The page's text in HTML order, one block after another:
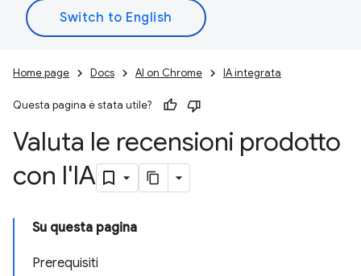
Home page Docs AI on Chrome IA integrata
Questa pagina è stata utile?
Valuta le recensioni prodotto
con l'IA
Su questa pagina
Prerequisiti